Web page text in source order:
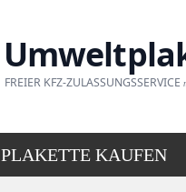
FREIER KFZ-ZULASSUNGSSERVICE
PLAKETTE KAUFEN